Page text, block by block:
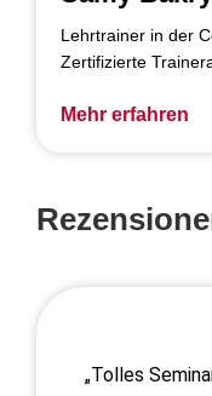
Lehrtrainer in der
Zertifizierte
Mehr erfahren
„Tolles